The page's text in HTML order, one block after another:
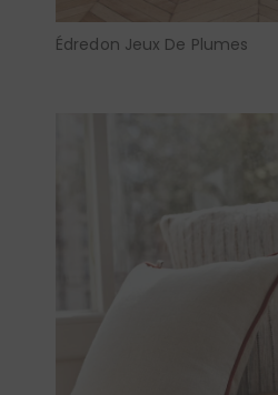
Édredon Jeux De Plumes